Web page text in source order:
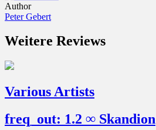
Author
Peter Gebert
Weitere Reviews
Various Artists
freq_out: 1.2 ∞ Skandion